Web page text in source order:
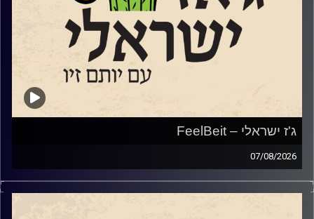
ג'ז ישראלי – FeelBeit
07/08/2026
השבוע הקדשנו את מרבית התוכנית למקום מיוחד ולפסטיבל
מיוחד שמנהל בימים אלו בירושלים.